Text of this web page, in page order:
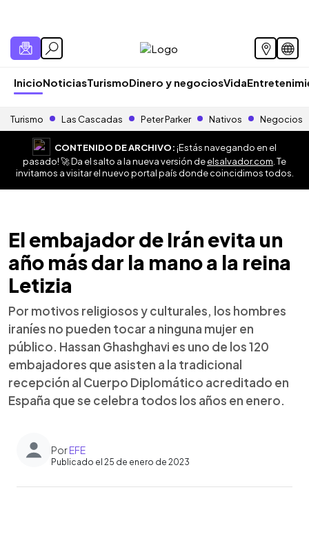
InicioNoticiasTurismoDinero y negociosVida
Turismo Las Cascadas Peter Parker Nativos Negocios
CONTENIDO DE ARCHIVO:¡Estás navegando en el
pasado! 🚀 Da el salto a la nueva versión deelsalvador.com . Te
invitamos a visitar el nuevo portal país donde coincidimos todos.
El embajador de Irán evita un
año más dar la mano a la reina
Letizia
Por motivos religiosos y culturales, los hombres
iraníes no pueden tocar a ninguna mujer en
público. Hassan Ghashghavi es uno de los 120
embajadores que asisten a la tradicional
recepción al Cuerpo Diplomático acreditado en
España que se celebra todos los años en enero.
PorEFE
Publicado el 25 de enero de 2023